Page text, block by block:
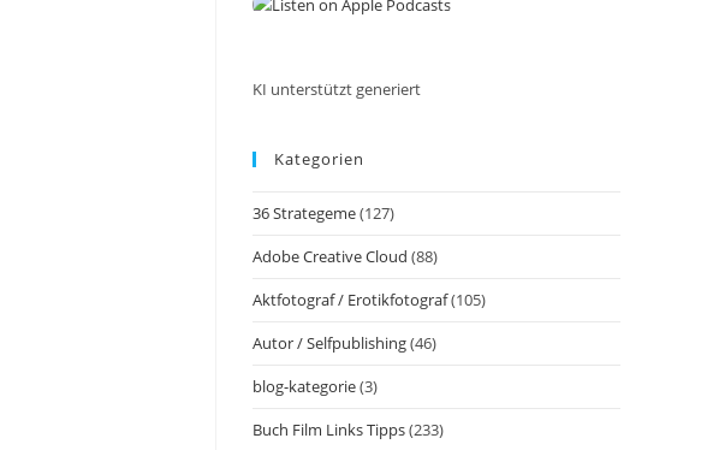
KI unterstützt generiert
Kategorien
36 Strategeme(127)
Adobe Creative Cloud (88)
Aktfotograf / Erotikfotograf(105)
Autor / Selfpublishing(46)
blog-kategorie(3)
Buch Film Links Tipps(233)